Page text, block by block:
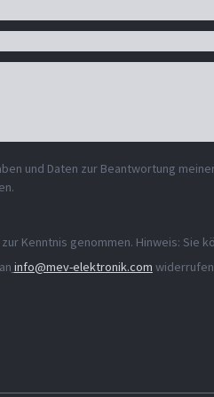
und Daten zur Beantwortung
Kenntnis genommen. Hinweis: Sie
info@mev-elektronik.com